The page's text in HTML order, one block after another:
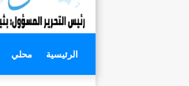
الرئيسية محلي